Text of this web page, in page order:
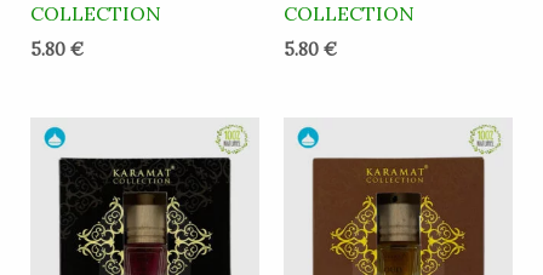
COLLECTION
5.80 €
COLLECTION
5.80 €